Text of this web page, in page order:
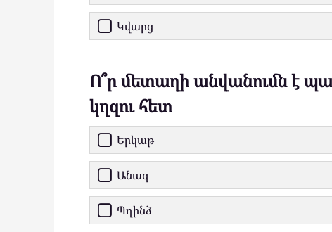
Կվարց
Ո՞ր մետաղի անվանումն է
կղզու հետ
Երկաթ
Անագ
Պղինձ